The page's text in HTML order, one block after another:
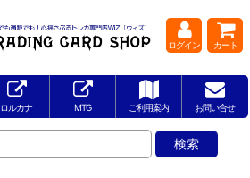
ログイン カート
ロルカナ MTG ご利用案内 お問い合せ